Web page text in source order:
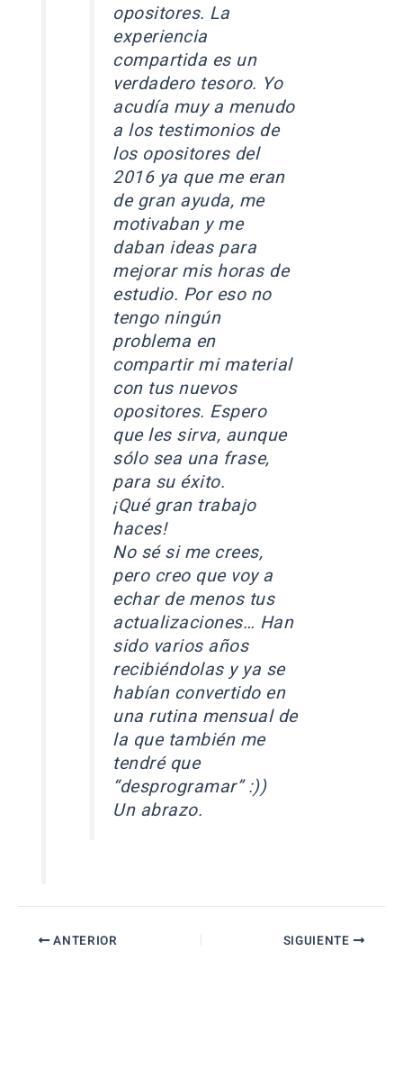
opositores. La
experiencia
compartida es un
verdadero tesoro. Yo
acudía muy a menudo
a los testimonios de
los opositores del
2016 ya que me eran
de gran ayuda, me
motivaban y me
daban ideas para
mejorar mis horas de
estudio. Por eso no
tengo ningún
problema en
compartir mi material
con tus nuevos
opositores. Espero
que les sirva, aunque
sólo sea una frase,
para su éxito.
¡Qué gran trabajo
haces!
No sé si me crees,
pero creo que voy a
echar de menos tus
actualizaciones… Han
sido varios años
recibiéndolas y ya se
habían convertido en
una rutina mensual de
la que también me
tendré que
“desprogramar” :))
Un abrazo.
ANTERIOR SIGUIENTE